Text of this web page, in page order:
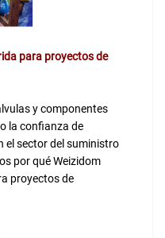
para proyectos de
y componentes
la confianza de
el sector del suministro
por qué Weizidom
proyectos de